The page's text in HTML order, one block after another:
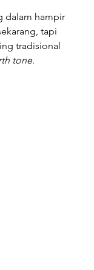
dalam hampir
tapi
tradisional
tone.